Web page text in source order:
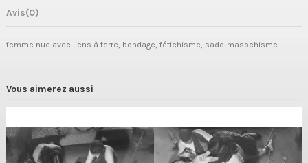
Avis(0)
femme nue avec liens à terre, bondage, fétichisme, sado-masochisme
Vous aimerez aussi